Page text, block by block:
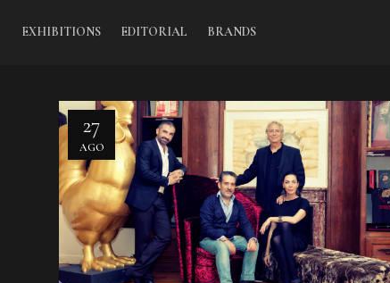
EXHIBITIONS EDITORIAL BRANDS
27
AGO